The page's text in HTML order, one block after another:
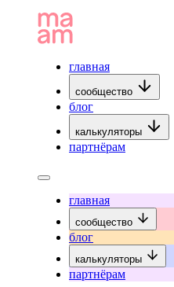
главная
сообщество
блог
калькуляторы
партнёрам
главная
сообщество
блог
калькуляторы
партнёрам